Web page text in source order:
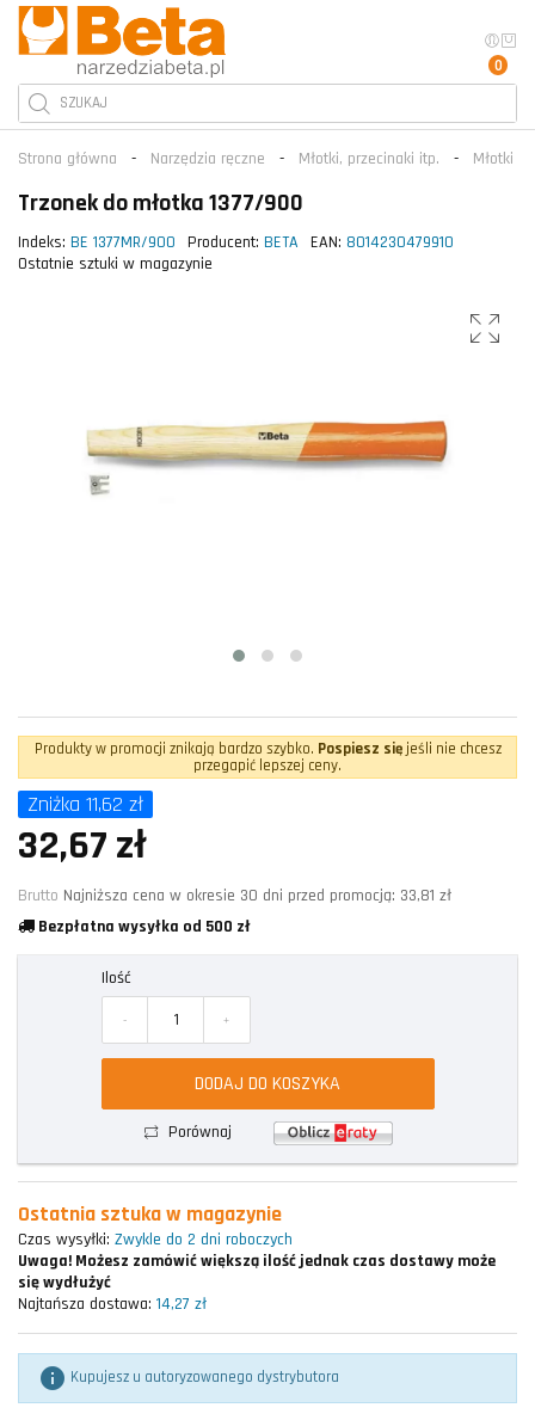
0
Strona główna Narzędzia ręczne Młotki, przecinaki itp. Młotki
Trzonek do młotka 1377/900
Indeks: BE 1377MR/900 Producent: BETA EAN: 8014230479910
Ostatnie sztuki w magazynie
Produkty w promocji znikają bardzo szybko. Pospiesz sięjeśli nie chcesz
przegapić lepszej ceny.
Zniżka 11,62 zł
32,67 zł
Brutto Najniższa cena w okresie 30 dni przed promocją: 33,81 zł
Bezpłatna wysyłka od 500 zł
Ilość
- +
DODAJ DO KOSZYKA
Porównaj
Ostatnia sztuka w magazynie
Czas wysyłki: Zwykle do 2 dni roboczych
Uwaga! Możesz zamówić większą ilość jednak czas dostawy może
się wydłużyć
Najtańsza dostawa: 14,27 zł
 Kupujesz u autoryzowanego dystrybutora